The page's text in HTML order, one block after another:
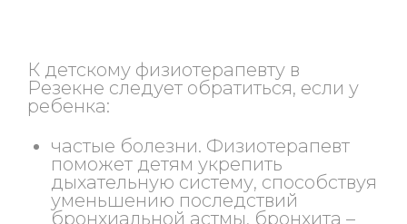
К детскому физиотерапевту в
Резекне следует обратиться, если у
ребенка:
частые болезни. Физиотерапевт
поможет детям укрепить
дыхательную систему, способствуя
уменьшению последствий
бронхиальной астмы, бронхита –